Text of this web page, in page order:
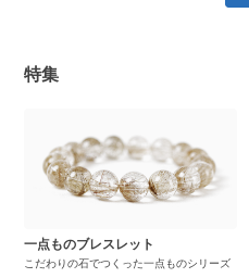
特集
一点ものブレスレット
こだわりの石でつくった一点ものシリーズ